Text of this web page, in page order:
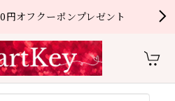
円オフクーポンプレゼント